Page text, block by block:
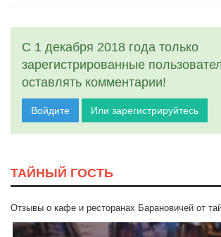
С 1 декабря 2018 года только
зарегистрированные
оставлять комментарии!
Войдите Или зарегистрируйтесь
ТАЙНЫЙ ГОСТЬ
Отзывы о кафе и ресторанах Барановичей от